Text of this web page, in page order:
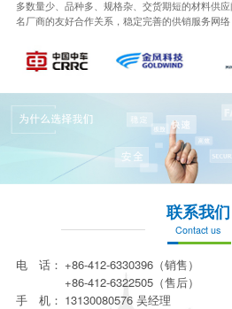
多数量少、品种多、规格杂、交货期短的材料供
名厂商的友好合作关系，稳定完善的供销服务网络
联系我们
Contact us
电 话： +86-412-6330396（销售）
+86-412-6322505（售后）
手 机： 13130080576 吴经理